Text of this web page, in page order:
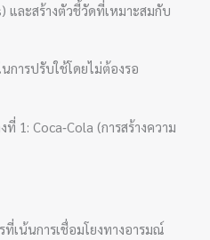
และสร้างตัวชี้วัดที่เหมาะสมกับ
การปรับใช้โดยไม่ต้องรอ
1: Coca‑Cola (การสร้างความ
ที่เน้นการเชื่อมโยงทางอารมณ์